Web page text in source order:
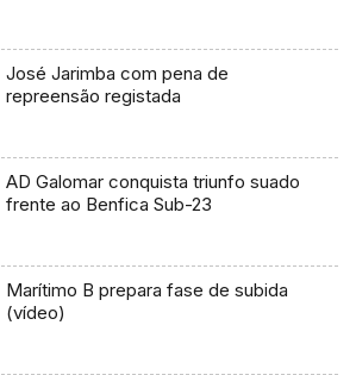
José Jarimba com pena de
repreensão registada
AD Galomar conquista triunfo suado
frente ao Benfica Sub-23
Marítimo B prepara fase de subida
(vídeo)